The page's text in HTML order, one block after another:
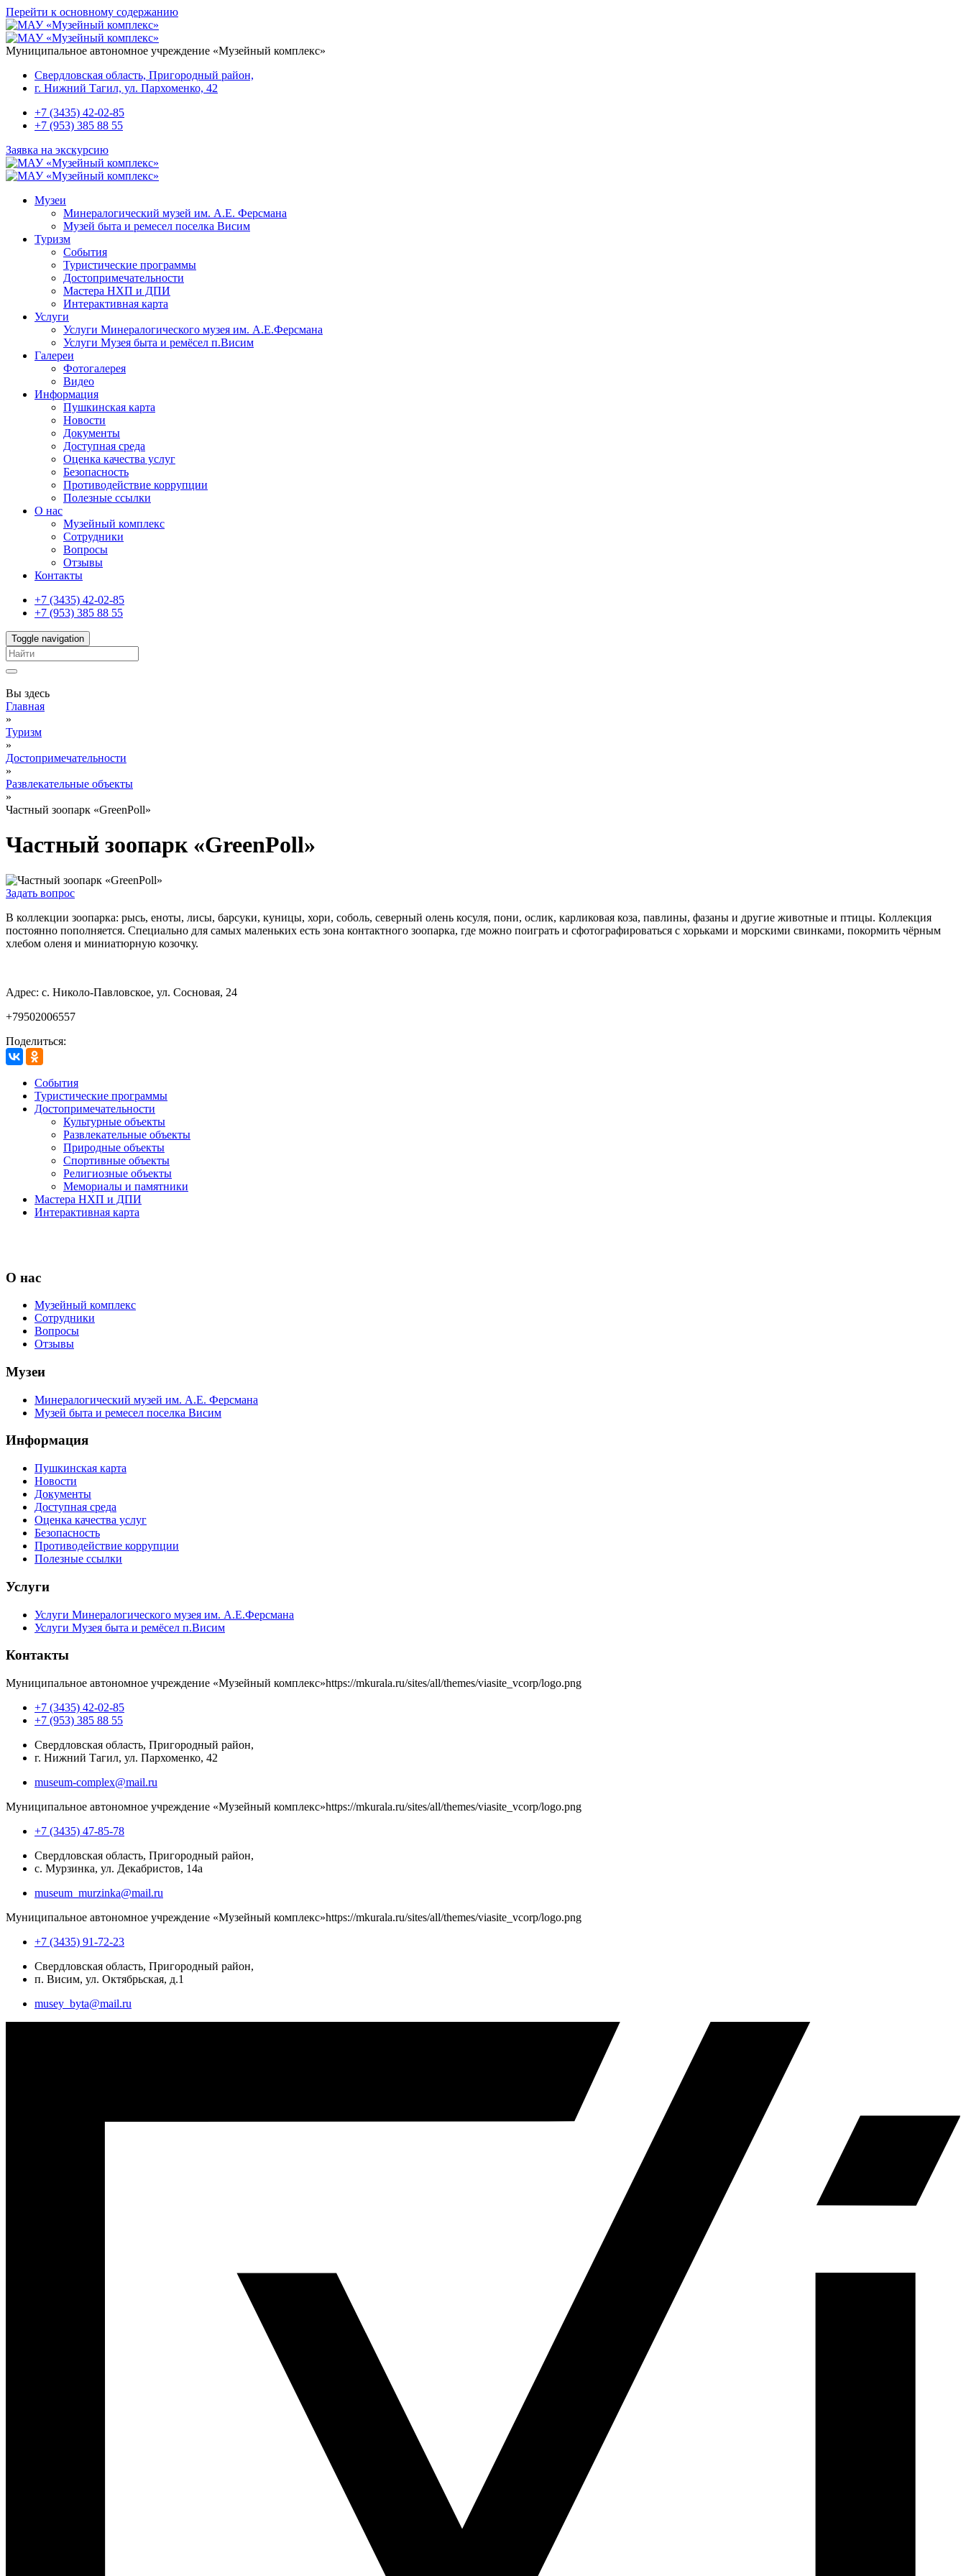
Перейти к основному содержанию
Муниципальное автономное учреждение «Музейный комплекс»
Свердловская область, Пригородный район,
г. Нижний Тагил, ул. Пархоменко, 42
+7 (3435) 42-02-85
+7 (953) 385 88 55
Заявка на экскурсию
Музеи
Минералогический музей им. А.Е. Ферсмана
Музей быта и ремесел поселка Висим
Туризм
События
Туристические программы
Достопримечательности
Мастера НХП и ДПИ
Интерактивная карта
Услуги
Услуги Минералогического музея им. А.Е.Ферсмана
Услуги Музея быта и ремёсел п.Висим
Галереи
Фотогалерея
Видео
Информация
Пушкинская карта
Новости
Документы
Доступная среда
Оценка качества услуг
Безопасность
Противодействие коррупции
Полезные ссылки
О нас
Музейный комплекс
Сотрудники
Вопросы
Отзывы
Контакты
+7 (3435) 42-02-85
+7 (953) 385 88 55
Toggle navigation
Вы здесь
Главная
»
Туризм
»
Достопримечательности
»
Развлекательные объекты
»
Частный зоопарк «GreenPoll»
Частный зоопарк «GreenPoll»
Задать вопрос
В коллекции зоопарка: рысь, еноты, лисы, барсуки, куницы, хори, соболь, северный олень косуля, пони, ослик, карликовая коза, павлины, фазаны и другие животные и птицы. Коллекция
постоянно пополняется. Специально для самых маленьких есть зона контактного зоопарка, где можно поиграть и сфотографироваться с хорьками и морскими свинками, покормить чёрным
хлебом оленя и миниатюрную козочку.
Адрес: с. Николо-Павловское, ул. Сосновая, 24
+79502006557
Поделиться:
События
Туристические программы
Достопримечательности
Культурные объекты
Развлекательные объекты
Природные объекты
Спортивные объекты
Религиозные объекты
Мемориалы и памятники
Мастера НХП и ДПИ
Интерактивная карта
О нас
Музейный комплекс
Сотрудники
Вопросы
Отзывы
Музеи
Минералогический музей им. А.Е. Ферсмана
Музей быта и ремесел поселка Висим
Информация
Пушкинская карта
Новости
Документы
Доступная среда
Оценка качества услуг
Безопасность
Противодействие коррупции
Полезные ссылки
Услуги
Услуги Минералогического музея им. А.Е.Ферсмана
Услуги Музея быта и ремёсел п.Висим
Контакты
Муниципальное автономное учреждение «Музейный комплекс»https://mkurala.ru/sites/all/themes/viasite_vcorp/logo.png
+7 (3435) 42-02-85
+7 (953) 385 88 55
Свердловская область, Пригородный район,
г. Нижний Тагил, ул. Пархоменко, 42
museum-complex@mail.ru
Муниципальное автономное учреждение «Музейный комплекс»https://mkurala.ru/sites/all/themes/viasite_vcorp/logo.png
+7 (3435) 47-85-78
Свердловская область, Пригородный район,
с. Мурзинка, ул. Декабристов, 14а
museum_murzinka@mail.ru
Муниципальное автономное учреждение «Музейный комплекс»https://mkurala.ru/sites/all/themes/viasite_vcorp/logo.png
+7 (3435) 91-72-23
Свердловская область, Пригородный район,
п. Висим, ул. Октябрьская, д.1
musey_byta@mail.ru